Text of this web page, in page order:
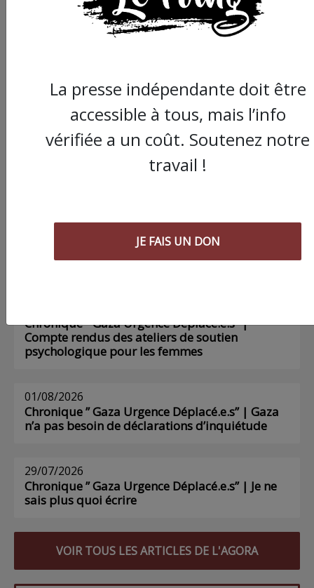
Commander le dernier numéro papier du
Poing !
AGORA
Chronique ” Gaza Urgence Déplacé.e.s” |
Compte rendus des ateliers de soutien
psychologique pour les femmes
01/08/2026
Chronique ” Gaza Urgence Déplacé.e.s” | Gaza
n’a pas besoin de déclarations d’inquiétude
29/07/2026
Chronique ” Gaza Urgence Déplacé.e.s” | Je ne
sais plus quoi écrire
VOIR TOUS LES ARTICLES DE L'AGORA
La presse indépendante doit être
accessible à tous, mais l’info
vérifiée a un coût. Soutenez notre
travail !
JE FAIS UN DON